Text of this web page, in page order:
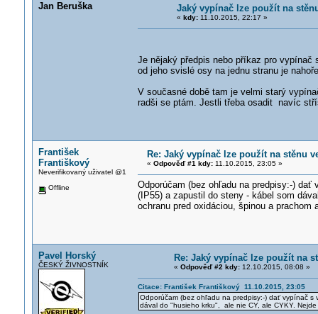
Jan Beruška
Jaký vypínač lze použít na
« kdy:11.10.2015, 22:17 »
Je nějaký předpis nebo příkaz pro
od jeho svislé osy na jednu stranu je
V současné době tam je velmi starý
radši se ptám. Jestli třeba osadit navíc
František
Františkový
Neverifikovaný uživatel @1
Offline
Re: Jaký vypínač lze použít na stěnu
« Odpověď #1 kdy:11.10.2015, 23:05 »
Odporúčam (bez ohľadu na predpisy:-)
(IP55) a zapustil do steny - kábel som
ochranu pred oxidáciou, špinou a prachom
Pavel Horský
ČESKÝ ŽIVNOSTNÍK
Re: Jaký vypínač lze použít na
« Odpověď #2 kdy:12.10.2015, 08:08 »
Citace: František Františkový 11.10.2015, 23:05
Odporúčam (bez ohľadu na predpisy:-) dať vypínač s
dával do "husieho krku", ale nie CY, ale CYKY.